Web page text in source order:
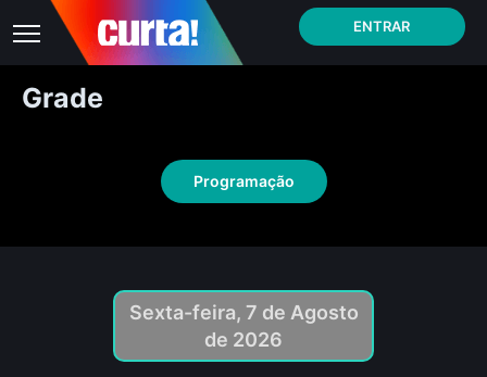
ENTRAR
Grade
Programação
Sexta-feira, 7 de Agosto
de 2026